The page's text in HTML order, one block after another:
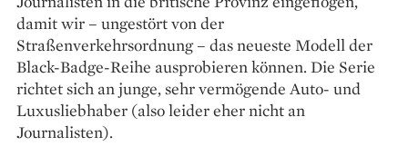
damit wir – ungestört von der
Straßenverkehrsordnung – das neueste Modell der
Black-Badge-Reihe ausprobieren können. Die Serie
richtet sich an junge, sehr vermögende Auto- und
Luxusliebhaber (also leider eher nicht an
Journalisten).